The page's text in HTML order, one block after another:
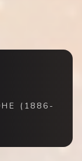
(1886-